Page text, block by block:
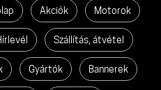
Akciók Motorok
Szállítás, átvétel
Gyártók Bannerek